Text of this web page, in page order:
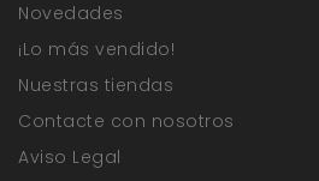
Novedades
¡Lo más vendido!
Nuestras tiendas
Contacte con nosotros
Aviso Legal